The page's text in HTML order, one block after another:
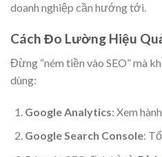
doanh nghiệp cần hướng tới.
Cách Đo Lường Hiệu
Đừng “ném tiền vào SEO” mà
dùng:
Google Analytics: Xem
Google Search Console: